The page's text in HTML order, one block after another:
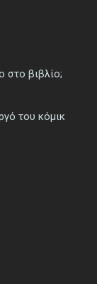
στο βιβλίο;
του κόμικ